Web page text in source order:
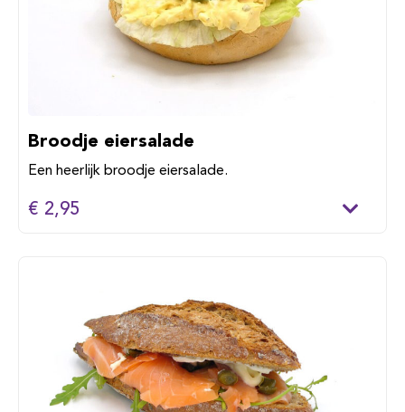
Broodje eiersalade
Een heerlijk broodje eiersalade.
€ 2,95